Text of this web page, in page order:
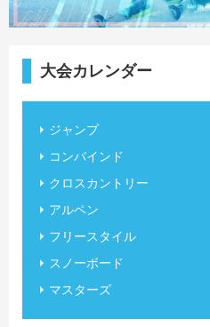
大会カレンダー
ジャンプ
コンバインド
クロスカントリー
アルペン
フリースタイル
スノーボード
マスターズ